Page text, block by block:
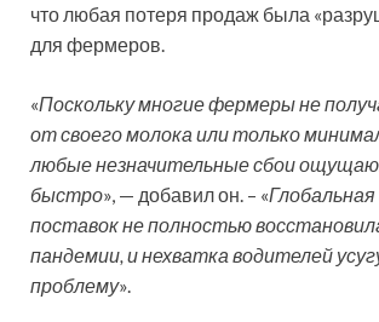
что любая потеря продаж была
для фермеров.
«Поскольку многие фермеры не
от своего молока или только
любые незначительные сбои
быстро», — добавил он. – «Глобальная
поставок не полностью
пандемии, и нехватка водителей
проблему».